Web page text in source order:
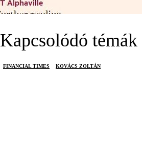
Kapcsolódó témák
FINANCIAL TIMES KOVÁCS ZOLTÁN